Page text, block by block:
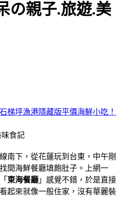
の親子.旅遊.美
梯坪漁港隱藏版平價海鮮小吃！
味食記
南下，從花蓮玩到台東，中午剛
間海鮮餐廳填飽肚子。上網一
東海餐廳 」感覺不錯，於是直接
起來就像一般住家，沒有華麗裝